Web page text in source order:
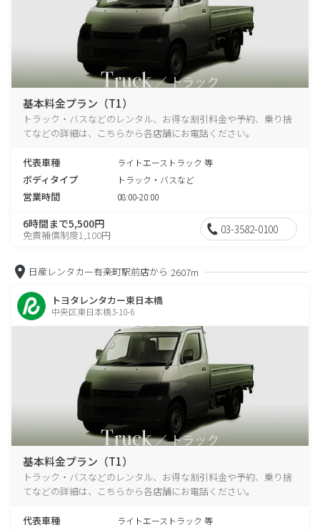
基本料金プラン（T1）
トラック・バスなどのレンタル、お得な割引料金や予約、乗り捨
てなどの詳細は、こちらから各店舗にお電話ください。
代表車種 ライトエーストラック 等
ボディタイプ トラック・バスなど
営業時間 08:00-20:00
6時間まで5,500円
免責補償制度1,100円 03-3582-0100
日産レンタカー有楽町駅前店から 2607m
トヨタレンタカー東日本橋
中央区東日本橋3-10-6
基本料金プラン（T1）
トラック・バスなどのレンタル、お得な割引料金や予約、乗り捨
てなどの詳細は、こちらから各店舗にお電話ください。
代表車種 ライトエーストラック 等